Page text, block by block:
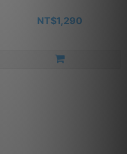
NT$1,290